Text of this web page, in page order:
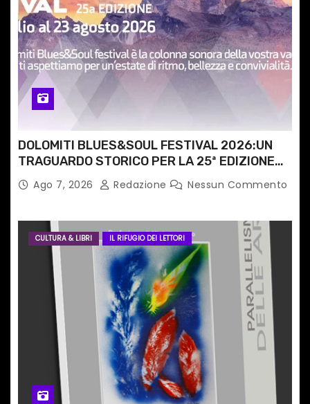
i
c
o
l
i
DOLOMITI BLUES&SOUL FESTIVAL 2026:UN
TRAGUARDO STORICO PER LA 25ª EDIZIONE
TRA LE CIME PATRIMONIO UNESCO
Ago 7, 2026 Redazione Nessun Commento
CULTURA & LIBRI IL RIFUGIO DEI LETTORI